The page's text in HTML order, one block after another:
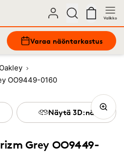
Valikko
Varaa näöntarkastus
Oakley
OO9449-0160
Grey OO9449-
Näytä 3D:nä